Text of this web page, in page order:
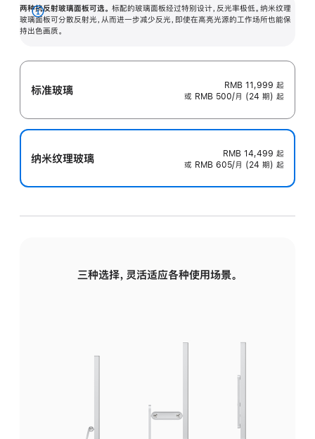
两种抗反射玻璃面板可选。 标配的玻璃面板经过特别设计，反光率极低。纳米纹理
玻璃面板可分散反射光，从而进一步减少反光，即使在高亮光源的工作场所也能保
持出色画质。
展
开
标准玻璃 RMB 11,999 起
或 RMB 500/月 (24 期) 起
纳米纹理玻璃 RMB 14,499 起
或 RMB 605/月 (24 期) 起
三种选择，灵活适应各种使用场景。